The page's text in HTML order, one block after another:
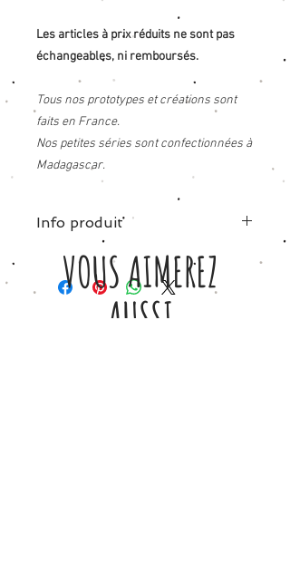
Les articles à prix réduits ne sont pas
échangeables, ni remboursés.
Tous nos prototypes et créations sont
faits en France.
Nos petites séries sont confectionnées à
Madagascar.
Info produit
Coton rouge passion
Taille XS: 34
Taille S: 36VOUS AIMEREZ
AUSSI